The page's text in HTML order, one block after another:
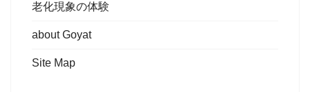
老化現象の体験
about Goyat
Site Map